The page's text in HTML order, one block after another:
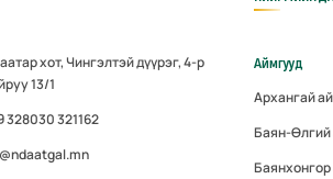
хот, Чингэлтэй дүүрэг, 4-р
13/1
328030 321162
Аймгууд
Архангай
Баян-